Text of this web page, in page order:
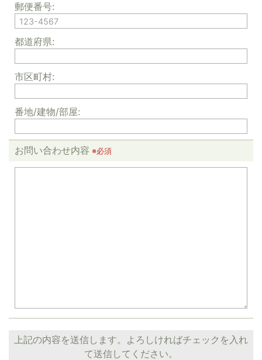
郵便番号:
都道府県:
市区町村:
番地/建物/部屋:
お問い合わせ内容 ※必須
上記の内容を送信します。よろしければチェックを入れ
て送信してください。